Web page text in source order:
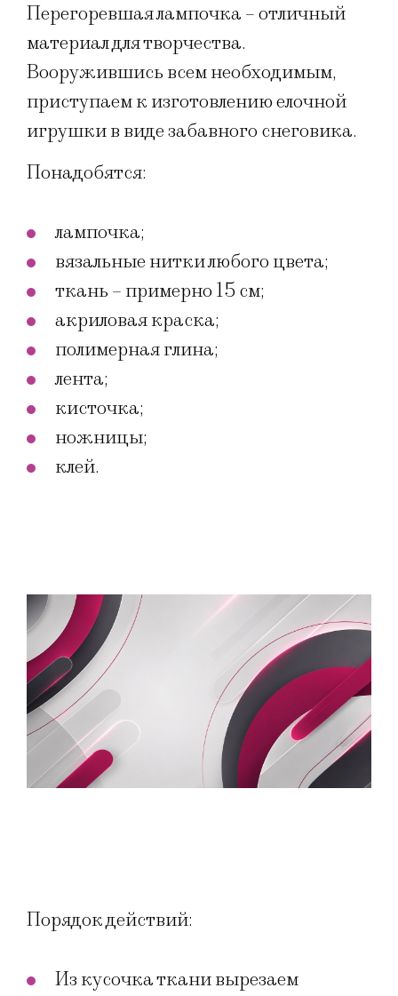
Перегоревшая лампочка – отличный
материал для творчества.
Вооружившись всем необходимым,
приступаем к изготовлению елочной
игрушки в виде забавного снеговика.
Понадобятся:
лампочка;
вязальные нитки любого цвета;
ткань – примерно 15 см;
акриловая краска;
полимерная глина;
лента;
кисточка;
ножницы;
клей.
Порядок ​действий:
Из кусочка ткани вырезаем